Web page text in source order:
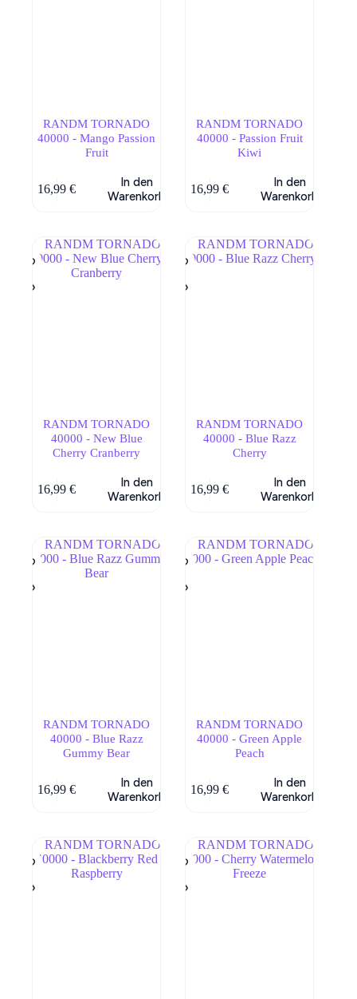
RANDM TORNADO
40000 - Mango Passion
Fruit
16,99€
In den
Warenkorb
RANDM TORNADO
40000 - Passion Fruit
Kiwi
16,99€
In den
Warenkorb
RANDM TORNADO
40000 - New Blue
Cherry Cranberry
16,99€
In den
Warenkorb
RANDM TORNADO
40000 - Blue Razz
Cherry
16,99€
In den
Warenkorb
RANDM TORNADO
40000 - Blue Razz
Gummy Bear
16,99€
In den
Warenkorb
RANDM TORNADO
40000 - Green Apple
Peach
16,99€
In den
Warenkorb